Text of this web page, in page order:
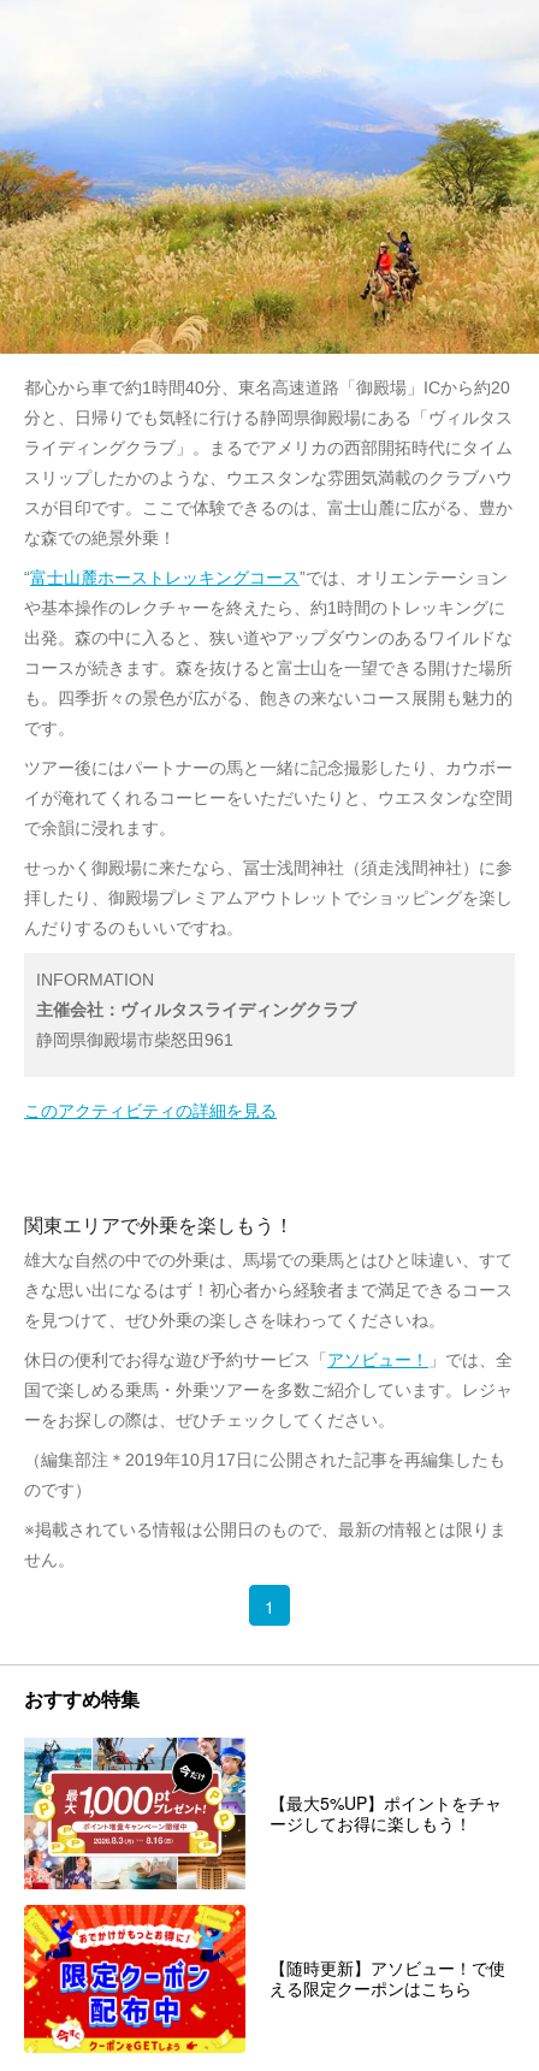
都心から車で約1時間40分、東名高速道路「御殿場」ICから約20
分と、日帰りでも気軽に行ける静岡県御殿場にある「ヴィルタス
ライディングクラブ」。まるでアメリカの西部開拓時代にタイム
スリップしたかのような、ウエスタンな雰囲気満載のクラブハウ
スが目印です。ここで体験できるのは、富士山麓に広がる、豊か
な森での絶景外乗！
“富士山麓ホーストレッキングコース”では、オリエンテーション
や基本操作のレクチャーを終えたら、約1時間のトレッキングに
出発。森の中に入ると、狭い道やアップダウンのあるワイルドな
コースが続きます。森を抜けると富士山を一望できる開けた場所
も。四季折々の景色が広がる、飽きの来ないコース展開も魅力的
です。
ツアー後にはパートナーの馬と一緒に記念撮影したり、カウボー
イが淹れてくれるコーヒーをいただいたりと、ウエスタンな空間
で余韻に浸れます。
せっかく御殿場に来たなら、冨士浅間神社（須走浅間神社）に参
拝したり、御殿場プレミアムアウトレットでショッピングを楽し
んだりするのもいいですね。
INFORMATION
主催会社：ヴィルタスライディングクラブ
静岡県御殿場市柴怒田961
このアクティビティの詳細を見る
関東エリアで外乗を楽しもう！
雄大な自然の中での外乗は、馬場での乗馬とはひと味違い、すて
きな思い出になるはず！初心者から経験者まで満足できるコース
を見つけて、ぜひ外乗の楽しさを味わってくださいね。
休日の便利でお得な遊び予約サービス「 アソビュー！
」では、全
国で楽しめる乗馬・外乗ツアーを多数ご紹介しています。レジャ
ーをお探しの際は、ぜひチェックしてください。
（編集部注＊2019年10月17日に公開された記事を再編集したも
のです）
※掲載されている情報は公開日のもので、最新の情報とは限りま
せん。
1
おすすめ特集
【最大5%UP】ポイントをチャ
ージしてお得に楽しもう！
【随時更新】アソビュー！で使
える限定クーポンはこちら